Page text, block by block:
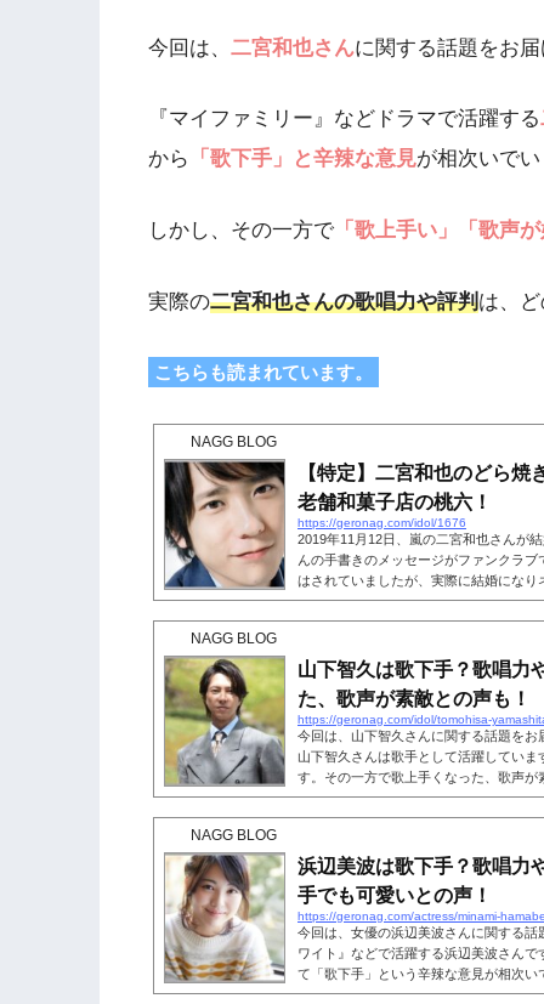
今回は、 二宮和也さんに関する話題をお
『マイファミリー』などドラマで活躍する
から
「歌下手」と辛辣な意見が相次いで
しかし、その一方で 「歌上手い」「歌声
実際の二宮和也さんの歌唱力や評判は、
こちらも読まれています。
NAGG BLOG
【特定】二宮和也のどら焼
老舗和菓子店の桃六！
https://geronag.com/idol/1676
2019年11月12日、嵐の二宮和也さんが
んの手書きのメッセージがファンクラ
はされていましたが、実際に結婚にな
ます。 そんな二宮和也さんが、オリジ
コミ各社に贈っていたことがわかりま
のメーカーのものなのか、オリジナル
きましょう。 こちらも読...
NAGG BLOG
山下智久は歌下手？歌唱力
た、歌声が素敵との声も！
https://geronag.com/idol/tomohisa-
今回は、山下智久さんに関する話題を
山下智久さんは歌手として活躍してい
す。その一方で歌上手くなった、歌声
智久さんの歌の歌唱力や評判を、動画
ちらも読まれています。山下智久は歌
す。ジャニーズ時代から退所して現在
のですが、実は山下智久さんは「歌下手
NAGG BLOG
浜辺美波は歌下手？歌唱力
手でも可愛いとの声！
https://geronag.com/actress/minami-
今回は、女優の浜辺美波さんに関する
ワイト』などで活躍する浜辺美波さん
て「歌下手」という辛辣な意見が相次
上手い」「下手でも可愛い」と称賛す